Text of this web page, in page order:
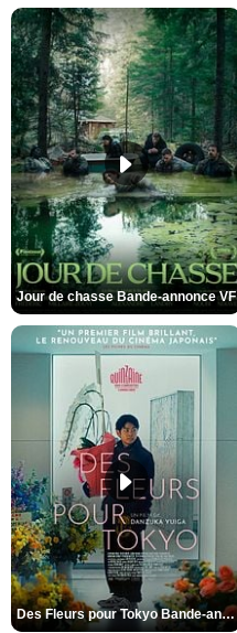
Jour de chasse Bande-annonce VF
Des Fleurs pour Tokyo Bande-annonce VO STFR